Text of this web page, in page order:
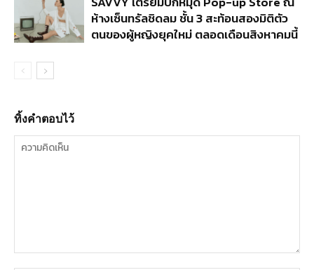
ห้างเซ็นทรัลชิดลม ชั้น 3 สะท้อนสองมิติตัว
ตนของผู้หญิงยุคใหม่ ตลอดเดือนสิงหาคมนี้
ทิ้งคำตอบไว้